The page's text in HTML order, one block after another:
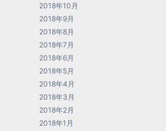
2018年10月
2018年9月
2018年8月
2018年7月
2018年6月
2018年5月
2018年4月
2018年3月
2018年2月
2018年1月